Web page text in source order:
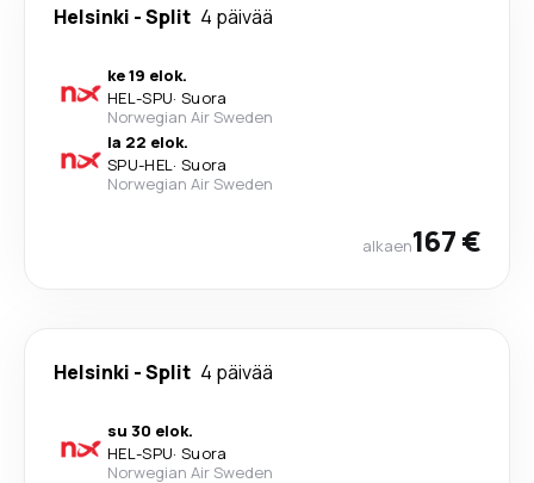
Helsinki -Split 4 päivää
ke 19 elok.
HEL-SPU· Suora
Norwegian Air Sweden
la 22 elok.
SPU-HEL· Suora
Norwegian Air Sweden
alkaen167 €
Helsinki -Split 4 päivää
su 30 elok.
HEL-SPU· Suora
Norwegian Air Sweden